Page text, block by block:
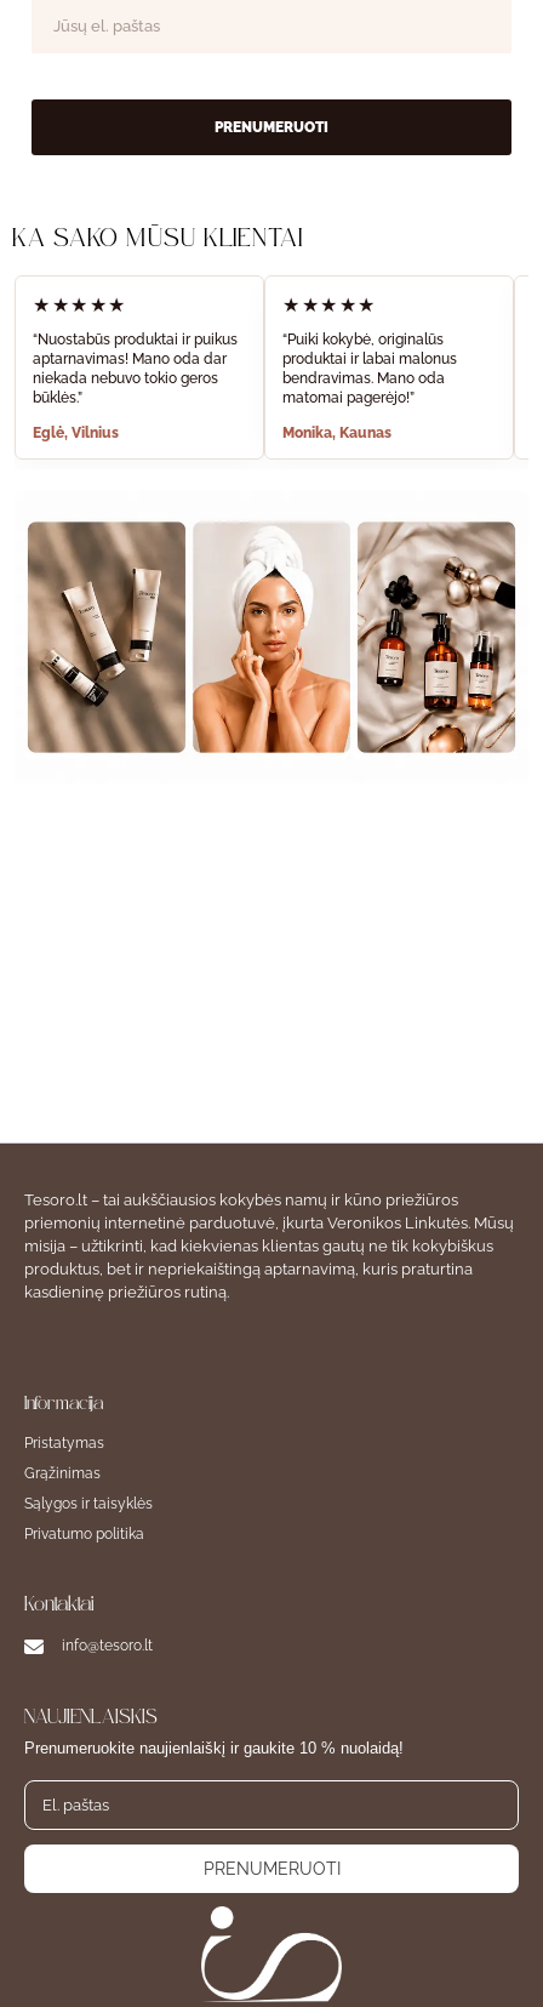
PRENUMERUOTI
KĄ SAKO MŪSŲ KLIENTAI
★★★★★
“Nuostabūs produktai ir puikus
aptarnavimas! Mano oda dar
niekada nebuvo tokio geros
būklės.”
Eglė, Vilnius
★★★★★
“Puiki kokybė, originalūs
produktai ir labai malonus
bendravimas. Mano oda
matomai pagerėjo!”
Monika, Kaunas
Tesoro.lt – tai aukščiausios kokybės namų ir kūno priežiūros
priemonių internetinė parduotuvė, įkurta Veronikos Linkutės. Mūsų
misija – užtikrinti, kad kiekvienas klientas gautų ne tik kokybiškus
produktus, bet ir nepriekaištingą aptarnavimą, kuris praturtina
kasdieninę priežiūros rutiną.
Informacija
Pristatymas
Grąžinimas
Sąlygos ir taisyklės
Privatumo politika
Kontaktai
info@tesoro.lt
NAUJIENLAIŠKIS
Prenumeruokite naujienlaiškį ir gaukite 10 % nuolaidą!
PRENUMERUOTI